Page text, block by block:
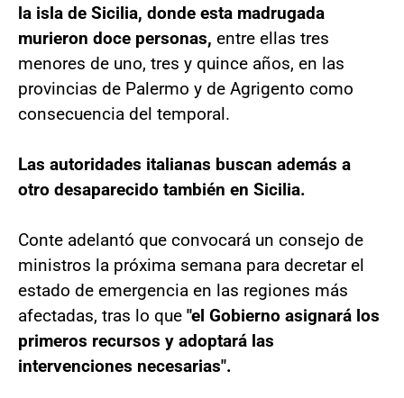
la isla de Sicilia, donde esta madrugada
murieron doce personas, entre ellas tres
menores de uno, tres y quince años, en las
provincias de Palermo y de Agrigento como
consecuencia del temporal.
Las autoridades italianas buscan además a
otro desaparecido también en Sicilia.
Conte adelantó que convocará un consejo de
ministros la próxima semana para decretar el
estado de emergencia en las regiones más
afectadas, tras lo que "el Gobierno asignará los
primeros recursos y adoptará las
intervenciones necesarias".